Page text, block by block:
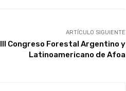
ARTÍCULO SIGUIENTE
III Congreso Forestal Argentino y
Latinoamericano de Afoa